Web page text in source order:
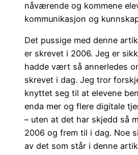
nåværende og kommene
kommunikasjon og
Det pussige med denne
er skrevet i 2006. Jeg er
hadde vært så annerledes
skrevet i dag. Jeg tror
knyttet seg til at elevene
enda mer og flere digitale
– uten at det har skjedd så
2006 og frem til i dag. Noe
av det som står i denne